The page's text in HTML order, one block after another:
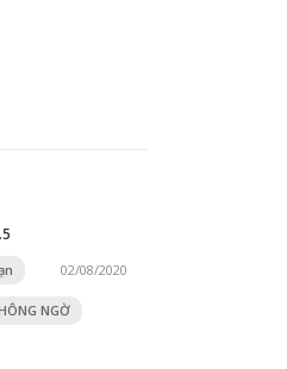
02/08/2020
NGỜ